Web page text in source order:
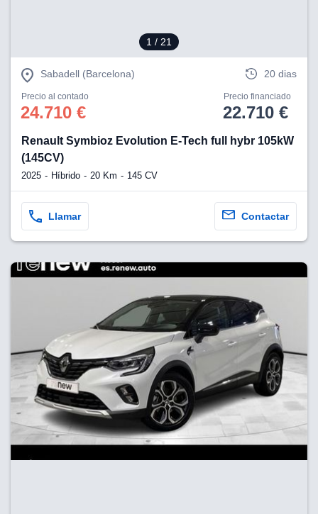
1 / 21
Sabadell (Barcelona) 20 dias
Precio al contado
24.710 €
Precio financiado
22.710 €
Renault Symbioz Evolution E-Tech full hybr 105kW
(145CV)
2025 Híbrido 20 Km 145 CV
Llamar Contactar